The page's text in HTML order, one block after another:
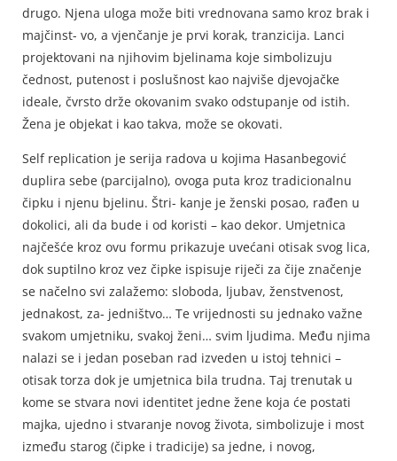
drugo. Njena uloga može biti vrednovana samo kroz brak i
majčinst- vo, a vjenčanje je prvi korak, tranzicija. Lanci
projektovani na njihovim bjelinama koje simbolizuju
čednost, putenost i poslušnost kao najviše djevojačke
ideale, čvrsto drže okovanim svako odstupanje od istih.
Žena je objekat i kao takva, može se okovati.
Self replication je serija radova u kojima Hasanbegović
duplira sebe (parcijalno), ovoga puta kroz tradicionalnu
čipku i njenu bjelinu. Štri- kanje je ženski posao, rađen u
dokolici, ali da bude i od koristi – kao dekor. Umjetnica
najčešće kroz ovu formu prikazuje uvećani otisak svog lica,
dok suptilno kroz vez čipke ispisuje riječi za čije značenje
se načelno svi zalažemo: sloboda, ljubav, ženstvenost,
jednakost, za- jedništvo… Te vrijednosti su jednako važne
svakom umjetniku, svakoj ženi… svim ljudima. Među njima
nalazi se i jedan poseban rad izveden u istoj tehnici –
otisak torza dok je umjetnica bila trudna. Taj trenutak u
kome se stvara novi identitet jedne žene koja će postati
majka, ujedno i stvaranje novog života, simbolizuje i most
između starog (čipke i tradicije) sa jedne, i novog,